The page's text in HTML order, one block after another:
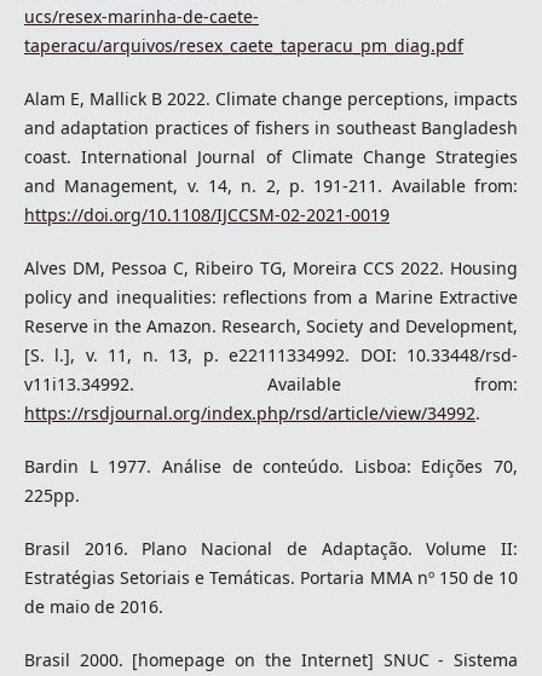
ucs/resex-marinha-de-caete-
taperacu/arquivos/resex_caete_taperacu_pm_diag.pdf
Alam E, Mallick B 2022. Climate change perceptions, impacts
and adaptation practices of fishers in southeast Bangladesh
coast. International Journal of Climate Change Strategies
and Management, v. 14, n. 2, p. 191-211. Available from:
https://doi.org/10.1108/IJCCSM-02-2021-0019
Alves DM, Pessoa C, Ribeiro TG, Moreira CCS 2022. Housing
policy and inequalities: reflections from a Marine Extractive
Reserve in the Amazon. Research, Society and Development,
[S. l.], v. 11, n. 13, p. e22111334992. DOI: 10.33448/rsd-
v11i13.34992. Available from:
https://rsdjournal.org/index.php/rsd/article/view/34992.
Bardin L 1977. Análise de conteúdo. Lisboa: Edições 70,
225pp.
Brasil 2016. Plano Nacional de Adaptação. Volume II:
Estratégias Setoriais e Temáticas. Portaria MMA nº 150 de 10
de maio de 2016.
Brasil 2000. [homepage on the Internet] SNUC - Sistema